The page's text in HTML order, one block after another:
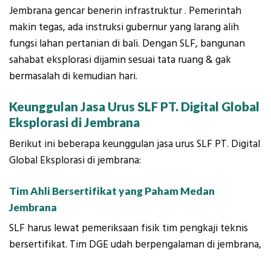
Jembrana gencar benerin infrastruktur . Pemerintah
makin tegas, ada instruksi gubernur yang larang alih
fungsi lahan pertanian di bali. Dengan SLF, bangunan
sahabat eksplorasi dijamin sesuai tata ruang & gak
bermasalah di kemudian hari.
Keunggulan Jasa Urus SLF PT. Digital Global
Eksplorasi di Jembrana
Berikut ini beberapa keunggulan jasa urus SLF PT. Digital
Global Eksplorasi di jembrana:
Tim Ahli Bersertifikat yang Paham Medan
Jembrana
SLF harus lewat pemeriksaan fisik tim pengkaji teknis
bersertifikat. Tim DGE udah berpengalaman di jembrana,